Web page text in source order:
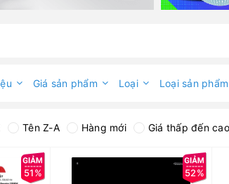
Giá sản phẩm Loại Loại sản phẩm
Tên Z-A Hàng mới Giá thấp đến cao
51% 52%